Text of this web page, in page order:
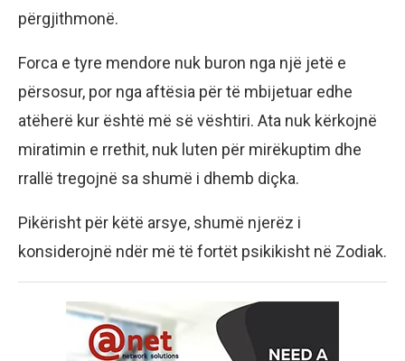
përgjithmonë.
Forca e tyre mendore nuk buron nga një jetë e
përsosur, por nga aftësia për të mbijetuar edhe
atëherë kur është më së vështiri. Ata nuk kërkojnë
miratimin e rrethit, nuk luten për mirëkuptim dhe
rrallë tregojnë sa shumë i dhemb diçka.
Pikërisht për këtë arsye, shumë njerëz i
konsiderojnë ndër më të fortët psikikisht në Zodiak.